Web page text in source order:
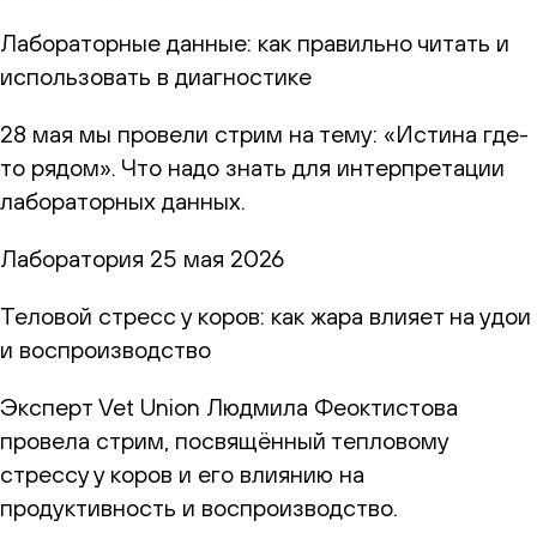
Лабораторные данные: как правильно читать и
использовать в диагностике
28 мая мы провели стрим на тему: «Истина где-
то рядом». Что надо знать для интерпретации
лабораторных данных.
Лаборатория 25 мая 2026
Теловой стресс у коров: как жара влияет на удои
и воспроизводство
Эксперт Vet Union Людмила Феоктистова
провела стрим, посвящённый тепловому
стрессу у коров и его влиянию на
продуктивность и воспроизводство.